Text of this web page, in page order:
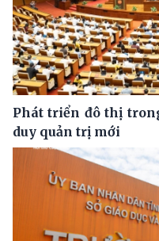
Phát triển đô thị
duy quản trị mới